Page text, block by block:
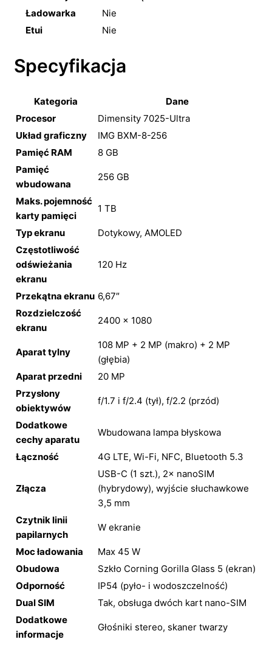
Ładowarka
Nie
Etui
Nie
Specyfikacja
Kategoria
Dane
Procesor
Dimensity 7025-Ultra
Układ graficzny
IMG BXM-8-256
Pamięć RAM
8 GB
Pamięć
wbudowana
256 GB
Maks. pojemność
karty pamięci
1 TB
Typ ekranu
Dotykowy, AMOLED
Częstotliwość
odświeżania
ekranu
120 Hz
Przekątna ekranu 6,67″
Rozdzielczość
ekranu
2400 × 1080
Aparat tylny
108 MP + 2 MP (makro) + 2 MP
(głębia)
Aparat przedni
20 MP
Przysłony
obiektywów
f/1.7 i f/2.4 (tył), f/2.2 (przód)
Dodatkowe
cechy aparatu
Wbudowana lampa błyskowa
Łączność 4G LTE, Wi-Fi, NFC, Bluetooth 5.3
Złącza
USB-C (1 szt.), 2× nanoSIM
(hybrydowy), wyjście słuchawkowe
3,5 mm
Czytnik linii
papilarnych
W ekranie
Moc ładowania
Max 45 W
Obudowa
Szkło Corning Gorilla Glass 5 (ekran)
Odporność
IP54 (pyło- i wodoszczelność)
Dual SIM
Tak, obsługa dwóch kart nano-SIM
Dodatkowe
informacje
Głośniki stereo, skaner twarzy